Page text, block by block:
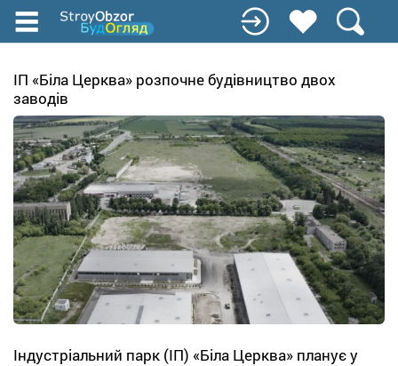
Перейти
содержанию
ІП «Біла Церква» розпочне будівництво двох
заводів
Індустріальний парк (ІП) «Біла Церква» планує у